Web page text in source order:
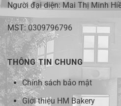
Người đại diện: Mai Thị Minh
MST: 0309796796
THÔNG TIN CHUNG
Chính sách bảo mật
Giới thiệu HM Bakery